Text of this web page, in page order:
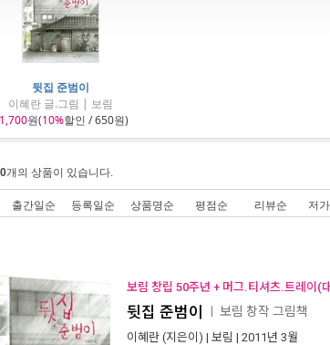
뒷집 준범이
이혜란 글.그림 | 보림
원(10%할인 / 650원)
개의 상품이 있습니다.
출간일순 등록일순 상품명순 평점순 리뷰순 저
보림 창립 50주년 + 머그.티셔츠.트레이(
뒷집 준범이 보림 창작 그림책
이혜란 (지은이) | 보림 | 2011년 3월